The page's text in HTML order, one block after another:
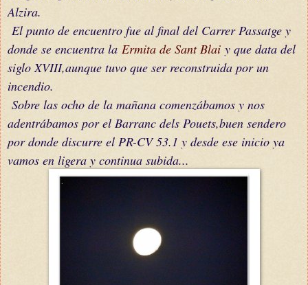
Alzira.
El punto de encuentro fue al final del Carrer Passatge y
donde se encuentra la Ermita de Sant Blai y que data del
siglo XVIII,aunque tuvo que ser reconstruida por un
incendio.
Sobre las ocho de la mañana comenzábamos y nos
adentrábamos por el Barranc dels Pouets,buen sendero
por donde discurre el PR-CV 53.1 y desde ese inicio ya
vamos en ligera y continua subida...